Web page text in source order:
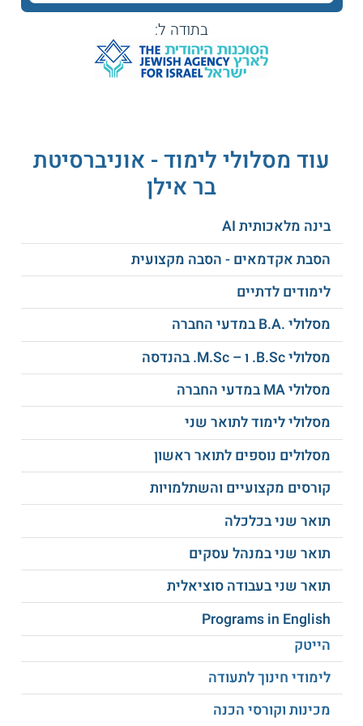
קראו עוד עלתואר שני בביולוגיה
מתכונת הלימוד
רוצים לשמור על הכדור? קראו גם על
שני בניהול משאבי טבע וסביבה
ניהול משאבי טבע
בישראל
הזנת דגים
הקרקע כמערכת
הוליסטית
זיהום סביבתי
אקולוגיה של מערכת
הרבייה של חרקים
אקולוגיה של האבקה
היבטים גנטיים
ואקופיזיולוגיים של יער
נטוע
פסולת – ממטרד
מחלות צמחים
וההשלכות שלהן על
הסביבה
אנליזה וסלקציה
גנומית של צמחים
ועוד
על מוסד הלימודים
בתודה ל:
עוד מסלולי לימוד - אוניברסיטת
בר אילן
בינה מלאכותית AI
הסבת אקדמאים - הסבה מקצועית
לימודים לדתיים
מסלולי .B.A במדעי החברה
מסלולי B.Sc. ו – M.Sc. בהנדסה
מסלולי MA במדעי החברה
מסלולי לימוד לתואר שני
מסלולים נוספים לתואר ראשון
קורסים מקצועיים והשתלמויות
תואר שני בכלכלה
תואר שני במנהל עסקים
תואר שני בעבודה סוציאלית
Programs in English
הייטק
לימודי חינוך לתעודה
מכינות וקורסי הכנה